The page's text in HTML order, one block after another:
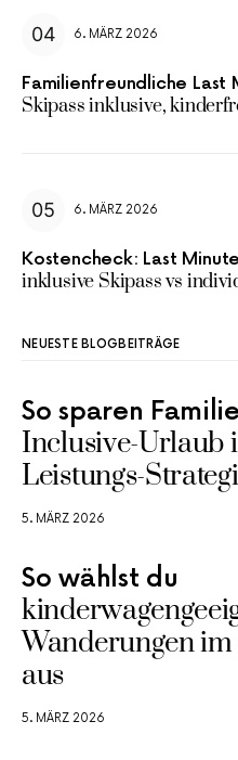
6. MÄRZ 2026
Familienfreundliche Last
Skipass inklusive,
6. MÄRZ 2026
Kostencheck: Last
inklusive Skipass vs
NEUESTE BLOGBEITRÄGE
So sparen
Inclusive-Urlaub
Leistungs-
5. MÄRZ 2026
So wählst du
Wanderungen
aus
5. MÄRZ 2026